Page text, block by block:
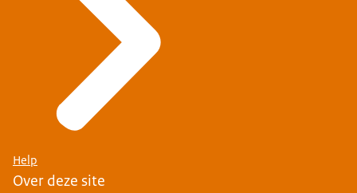
Help
Over deze site